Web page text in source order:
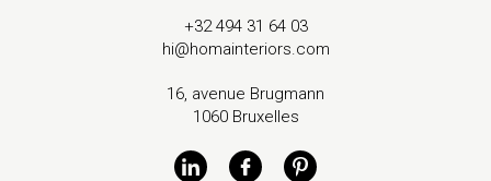
+32 494 31 64 03
hi@homainteriors.com
16, avenue Brugmann
1060 Bruxelles